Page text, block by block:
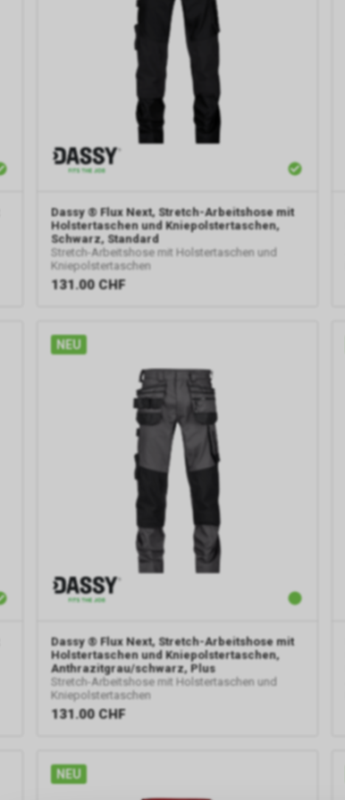
Dassy ® Flux Next, Stretch-Arbeitshose mit
Holstertaschen und Kniepolstertaschen,
Schwarz, Standard
Stretch-Arbeitshose mit Holstertaschen und
Kniepolstertaschen
131.00 CHF
NEU
Dassy ® Flux Next, Stretch-Arbeitshose mit
Holstertaschen und Kniepolstertaschen,
Anthrazitgrau/schwarz, Plus
Stretch-Arbeitshose mit Holstertaschen und
Kniepolstertaschen
131.00 CHF
NEU